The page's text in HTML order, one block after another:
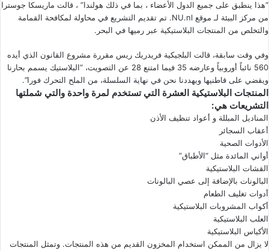
“هذا ينطبق على جميع الدول الأعضاء ، بما في ذلك هولندا” ، قالت ماريسكا جوسترا
من مركز البيئة لـ موقع NU.nl. تم تقديم التشريع في محاولة لمكافحة القمامة
والتخلص من المنتجات البلاستيكية عبر رميها في البحر.
وفي وقت سابقة، قالت البلجيكية فريدريك ريس مقررة مشروع القانون الذي أيده
560 نائباً أوروبياً وعارضه 35 فيما امتنع 28 عن التصويت، “البلاستيك يسمم بحارنا
ويقضي على قاطنيها ويهددنا نحن في نهاية السلسلة، من الملح التحرك فورا”.
المنتجات البلاستيكية العشرة التي تستخدم لمرة واحدة والتي شملتها
التشريعات هي:
المناديل المبللة و أعواد تنظيف الأذن
أعقاب السجائر
الأدوات الصحية
أواني المائدة مثل “الأطباق”
القشات البلاستيكية
البالونات بالإضافة إلى عصي البالونات
أدوات تغليف الطعام
أكواب المشروبات البلاستيكية
العلب البلاستيكية
الأكياس البلاستيكية
لا يزال من الممكن استخدام المخزون القديم من هذه المنتجات. وتمثل المنتجات